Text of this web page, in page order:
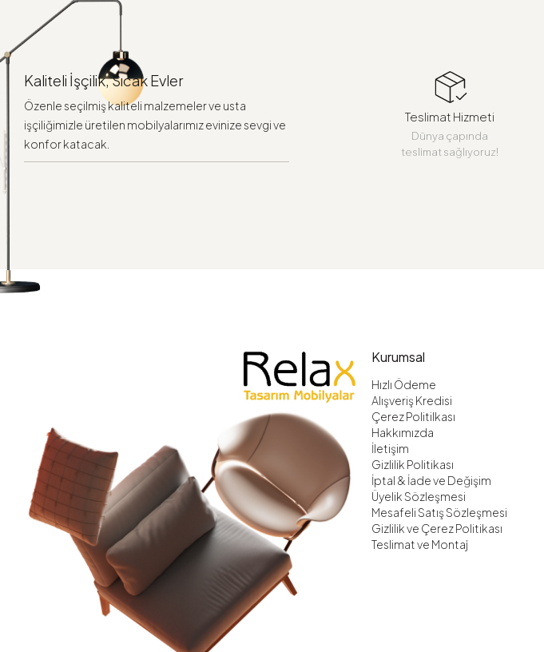
Kaliteli İşçilik, Sıcak Evler
Özenle seçilmiş kaliteli malzemeler ve usta
işçiliğimizle üretilen mobilyalarımız evinize sevgi ve
konfor katacak.
Teslimat Hizmeti
Dünya çapında
teslimat sağlıyoruz!
Kurumsal
Hızlı Ödeme
Alışveriş Kredisi
Çerez Politilkası
Hakkımızda
İletişim
Gizlilik Politikası
İptal & İade ve Değişim
Üyelik Sözleşmesi
Mesafeli Satış Sözleşmesi
Gizlilik ve Çerez Politikası
Teslimat ve Montaj